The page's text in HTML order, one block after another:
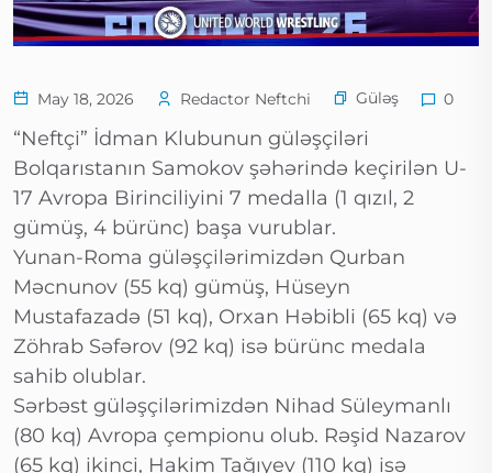
May 18, 2026 Redactor Neftchi Güləş 0
“Neftçi” İdman Klubunun güləşçiləri
Bolqarıstanın Samokov şəhərində keçirilən U-
17 Avropa Birinciliyini 7 medalla (1 qızıl, 2
gümüş, 4 bürünc) başa vurublar.
Yunan-Roma güləşçilərimizdən Qurban
Məcnunov (55 kq) gümüş, Hüseyn
Mustafazadə (51 kq), Orxan Həbibli (65 kq) və
Zöhrab Səfərov (92 kq) isə bürünc medala
sahib olublar.
Sərbəst güləşçilərimizdən Nihad Süleymanlı
(80 kq) Avropa çempionu olub. Rəşid Nazarov
(65 kq) ikinci, Hakim Tağıyev (110 kq) isə